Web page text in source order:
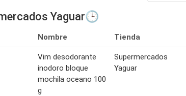
Yaguar🕒
Nombre Tienda
Vim desodorante
inodoro bloque
mochila oceano 100
g
Supermercados
Yaguar